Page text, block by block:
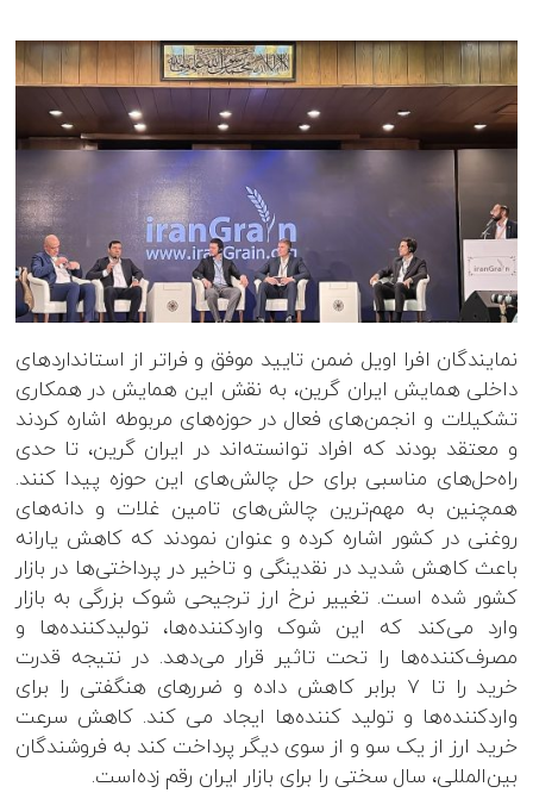
نمایندگان افرا اویل ضمن تایید موفق و فراتر از استانداردهای
داخلی همایش ایران گرین، به نقش این همایش در همکاری
تشکیلات و انجمن‌های فعال در حوزه‌‌های مربوطه اشاره کردند
و معتقد بودند که افراد توانسته‌اند در ایران گرین، تا حدی
راه‌حل‌های مناسبی برای حل چالش‌های این حوزه پیدا کنند.
همچنین به مهم‌ترین چالش‌های تامین غلات و دانه‌های
روغنی در کشور اشاره کرده و عنوان نمودند که کاهش یارانه
باعث کاهش شدید در نقدینگی و تاخیر در پرداختی‌ها در بازار
کشور شده است. تغییر نرخ ارز ترجیحی شوک بزرگی به بازار
وارد می‌کند که این شوک واردکننده‌ها، تولیدکننده‌ها و
مصرف‌کننده‌ها را تحت تاثیر قرار می‌دهد. در نتیجه قدرت
خرید را تا ۷ برابر کاهش داده و ضررهای هنگفتی را برای
واردکننده‌ها و تولید کننده‌ها ایجاد می کند. کاهش سرعت
خرید ارز از یک سو و از سوی دیگر پرداخت کند به فروشندگان
بین‌المللی، سال سختی را برای بازار ایران رقم زده‌است.